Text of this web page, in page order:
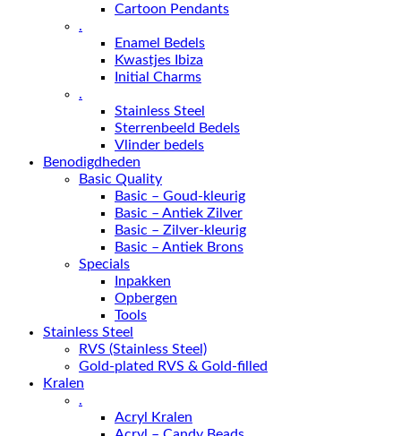
Cartoon Pendants
.
Enamel Bedels
Kwastjes Ibiza
Initial Charms
.
Stainless Steel
Sterrenbeeld Bedels
Vlinder bedels
Benodigdheden
Basic Quality
Basic – Goud-kleurig
Basic – Antiek Zilver
Basic – Zilver-kleurig
Basic – Antiek Brons
Specials
Inpakken
Opbergen
Tools
Stainless Steel
RVS (Stainless Steel)
Gold-plated RVS & Gold-filled
Kralen
.
Acryl Kralen